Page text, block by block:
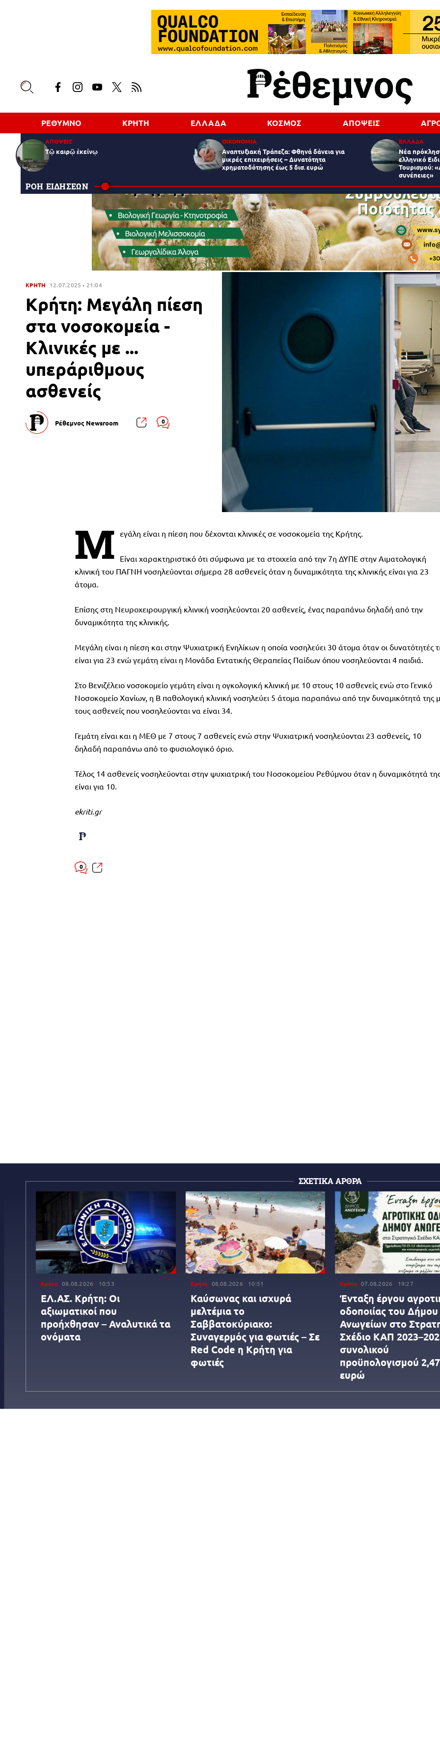
ΡΕΘΥΜΝΟ ΚΡΗΤΗ ΕΛΛΑΔΑ ΚΟΣΜΟΣ ΑΠΟΨΕΙΣ
ΑΠΟΨΕΙΣ
Τῷ καιρῷ ἐκείνῳ
ΟΙΚΟΝΟΜΙΑ
Αναπτυξιακή Τράπεζα: Φθηνά δάνεια για
μικρές επιχειρήσεις – Δυνατότητα
χρηματοδότησης έως 5 δισ. ευρώ
ΕΛΛΑΔΑ
Νέα
ελληνικό
Τουρισμού:
συνέπειες»
ΡΟΗ ΕΙΔΗΣΕΩΝ
ΚΡΗΤΗ 12.07.2025 21:04
Κρήτη: Μεγάλη πίεση
στα νοσοκομεία -
Κλινικές με ...
υπεράριθμους
ασθενείς
Ρέθεμνος Newsroom 0
Μ εγάλη είναι η πίεση που δέχονται κλινικές σε νοσοκομεία της Κρήτης.
Είναι χαρακτηριστικό ότι σύμφωνα με τα στοιχεία από την 7η ΔΥΠΕ στην Αιματολογική
κλινική του ΠΑΓΝΗ νοσηλεύονται σήμερα 28 ασθενείς όταν η δυναμικότητα της κλινικής είναι για 23
άτομα.
Επίσης στη Νευροχειρουργική κλινική νοσηλεύονται 20 ασθενείς, ένας παραπάνω δηλαδή από την
δυναμικότητα της κλινικής.
Μεγάλη είναι η πίεση και στην Ψυχιατρική Ενηλίκων η οποία νοσηλεύει 30 άτομα όταν οι δυνατότητές
είναι για 23 ενώ γεμάτη είναι η Μονάδα Εντατικής Θεραπείας Παίδων όπου νοσηλεύονται 4 παιδιά.
Στο Βενιζέλειο νοσοκομείο γεμάτη είναι η ογκολογική κλινική με 10 στους 10 ασθενείς ενώ στο Γενικό
Νοσοκομείο Χανίων, η Β παθολογική κλινική νοσηλεύει 5 άτομα παραπάνω από την δυναμικότητά της
τους ασθενείς που νοσηλεύονται να είναι 34.
Γεμάτη είναι και η ΜΕΘ με 7 στους 7 ασθενείς ενώ στην Ψυχιατρική νοσηλεύονται 23 ασθενείς, 10
δηλαδή παραπάνω από το φυσιολογικό όριο.
Τέλος 14 ασθενείς νοσηλεύονται στην ψυχιατρική του Νοσοκομείου Ρεθύμνου όταν η δυναμικότητά
είναι για 10.
ekriti.gr
0
ΣΧΕΤΙΚΑ ΑΡΘΡΑ
Κρήτη 08.08.2026 10:53
ΕΛ.ΑΣ. Κρήτη: Οι
αξιωματικοί που
προήχθησαν – Αναλυτικά τα
ονόματα
Κρήτη 08.08.2026 10:51
Καύσωνας και ισχυρά
μελτέμια το
Σαββατοκύριακο:
Συναγερμός για φωτιές – Σε
Red Code η Κρήτη για
φωτιές
Κρήτη 07.08.2026 19:27
Ένταξη έργου
οδοποιίας του Δήμου
Ανωγείων στο
Σχέδιο ΚΑΠ
συνολικού
προϋπολογισμού
ευρώ